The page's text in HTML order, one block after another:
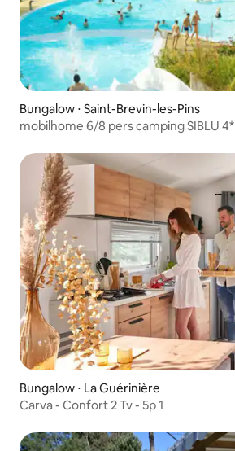
Bungalow ⋅ Saint-Brevin-les-Pins
mobilhome 6/8 pers camping SIBLU 4*
Bungalow ⋅ La Guérinière
Carva - Confort 2 Tv - 5p 1